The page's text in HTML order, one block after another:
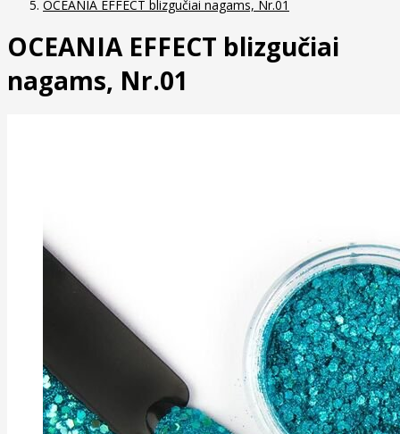
OCEANIA EFFECT blizgučiai nagams, Nr.01
OCEANIA EFFECT blizgučiai
nagams, Nr.01